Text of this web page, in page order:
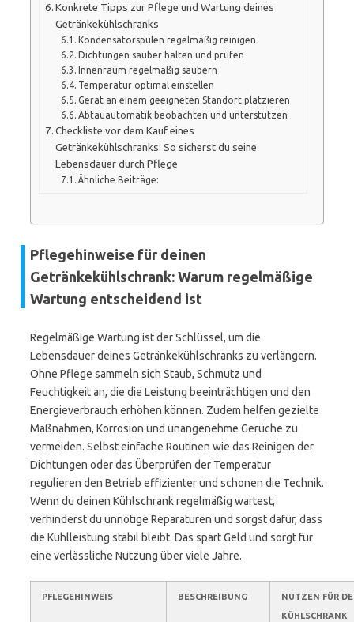
Konkrete Tipps zur Pflege und Wartung deines
Getränkekühlschranks
Kondensatorspulen regelmäßig reinigen
Dichtungen sauber halten und prüfen
Innenraum regelmäßig säubern
Temperatur optimal einstellen
Gerät an einem geeigneten Standort platzieren
Abtauautomatik beobachten und unterstützen
Checkliste vor dem Kauf eines
Getränkekühlschranks: So sicherst du seine
Lebensdauer durch Pflege
Ähnliche Beiträge:
Pflegehinweise für deinen
Getränkekühlschrank: Warum regelmäßige
Wartung entscheidend ist
Regelmäßige Wartung ist der Schlüssel, um die
Lebensdauer deines Getränkekühlschranks zu verlängern.
Ohne Pflege sammeln sich Staub, Schmutz und
Feuchtigkeit an, die die Leistung beeinträchtigen und den
Energieverbrauch erhöhen können. Zudem helfen gezielte
Maßnahmen, Korrosion und unangenehme Gerüche zu
vermeiden. Selbst einfache Routinen wie das Reinigen der
Dichtungen oder das Überprüfen der Temperatur
regulieren den Betrieb effizienter und schonen die Technik.
Wenn du deinen Kühlschrank regelmäßig wartest,
verhinderst du unnötige Reparaturen und sorgst dafür, dass
die Kühlleistung stabil bleibt. Das spart Geld und sorgt für
eine verlässliche Nutzung über viele Jahre.
PFLEGEHINWEIS BESCHREIBUNG
NUTZEN FÜR
KÜHLSCHRANK